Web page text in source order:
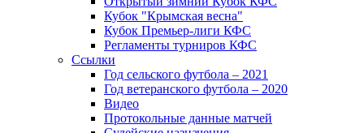
Кубок "Крымская весна"
Кубок Премьер-лиги КФС
Регламенты турниров КФС
Ссылки
Год сельского футбола – 2021
Год ветеранского футбола – 2020
Видео
Протокольные данные матчей